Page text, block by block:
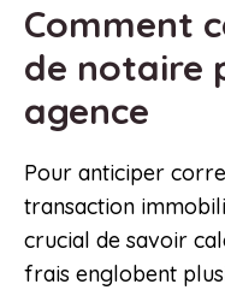
Comment
de notaire
agence
Pour anticiper
transaction
crucial de savoir
frais englobent